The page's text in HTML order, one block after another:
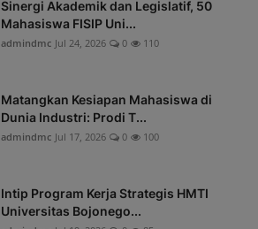
Sinergi Akademik dan Legislatif, 50
Mahasiswa FISIP Uni...
admindmc Jul 24, 2026 0 110
Matangkan Kesiapan Mahasiswa di
Dunia Industri: Prodi T...
admindmc Jul 17, 2026 0 100
Intip Program Kerja Strategis HMTI
Universitas Bojonego...